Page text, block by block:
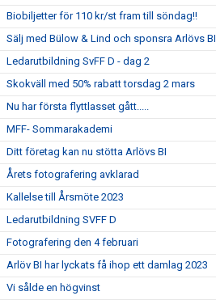
Biobiljetter för 110 kr/st fram till söndag!!
Sälj med Bülow & Lind och sponsra Arlövs BI
Ledarutbildning SvFF D - dag 2
Skokväll med 50% rabatt torsdag 2 mars
Nu har första flyttlasset gått.....
MFF- Sommarakademi
Ditt företag kan nu stötta Arlövs BI
Årets fotografering avklarad
Kallelse till Årsmöte 2023
Ledarutbildning SVFF D
Fotografering den 4 februari
Arlöv BI har lyckats få ihop ett damlag 2023
Vi sålde en högvinst